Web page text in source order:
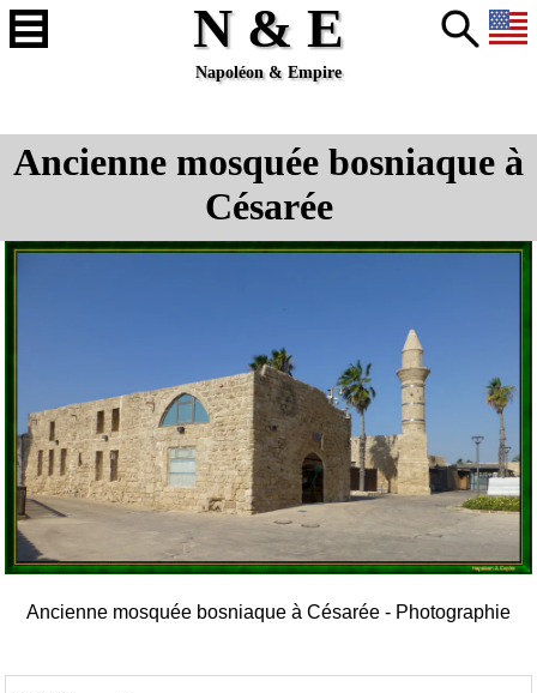
N & E
Napoléon & Empire
Ancienne mosquée bosniaque à
Césarée
Ancienne mosquée bosniaque à Césarée - Photographie